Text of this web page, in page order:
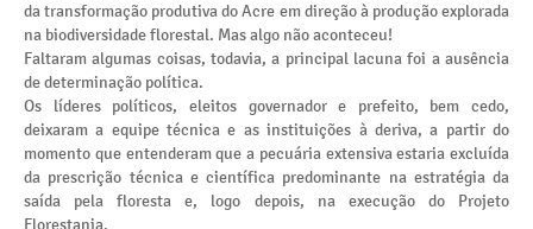
da transformação produtiva do Acre em direção à produção explorada
na biodiversidade florestal. Mas algo não aconteceu!
Faltaram algumas coisas, todavia, a principal lacuna foi a ausência
de determinação política.
Os líderes políticos, eleitos governador e prefeito, bem cedo,
deixaram a equipe técnica e as instituições à deriva, a partir do
momento que entenderam que a pecuária extensiva estaria excluída
da prescrição técnica e científica predominante na estratégia da
saída pela floresta e, logo depois, na execução do Projeto
Florestania.